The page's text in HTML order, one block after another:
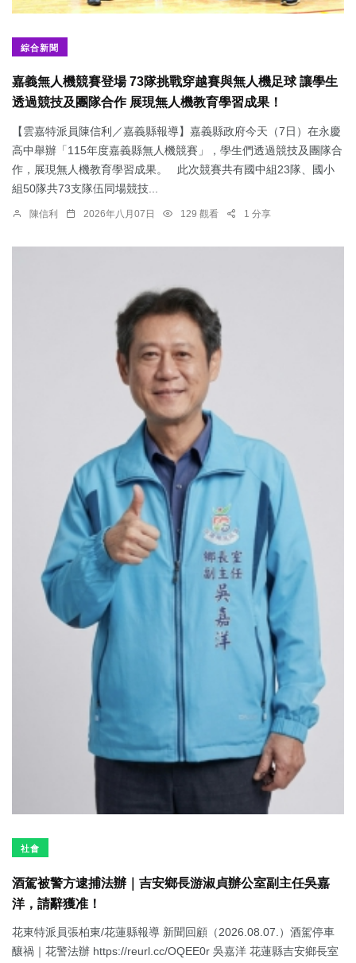
綜合新聞
嘉義無人機競賽登場 73隊挑戰穿越賽與無人機足球 讓學生
透過競技及團隊合作 展現無人機教育學習成果！
【雲嘉特派員陳信利／嘉義縣報導】嘉義縣政府今天（7日）在永慶
高中舉辦「115年度嘉義縣無人機競賽」，學生們透過競技及團隊合
作，展現無人機教育學習成果。 此次競賽共有國中組23隊、國小
組50隊共73支隊伍同場競技...
陳信利 2026年八月07日 129 觀看 1 分享
社會
酒駕被警方逮捕法辦｜吉安鄉長游淑貞辦公室副主任吳嘉
洋，請辭獲准！
花東特派員張柏東/花蓮縣報導 新聞回顧（2026.08.07.）酒駕停車
釀禍｜花警法辦 https://reurl.cc/OQEE0r 吳嘉洋 花蓮縣吉安鄉長室